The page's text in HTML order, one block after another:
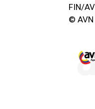
FIN/
©